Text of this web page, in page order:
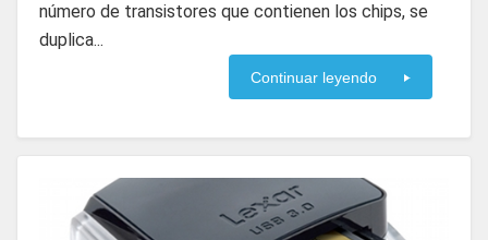
número de transistores que contienen los chips, se
duplica...
Continuar leyendo